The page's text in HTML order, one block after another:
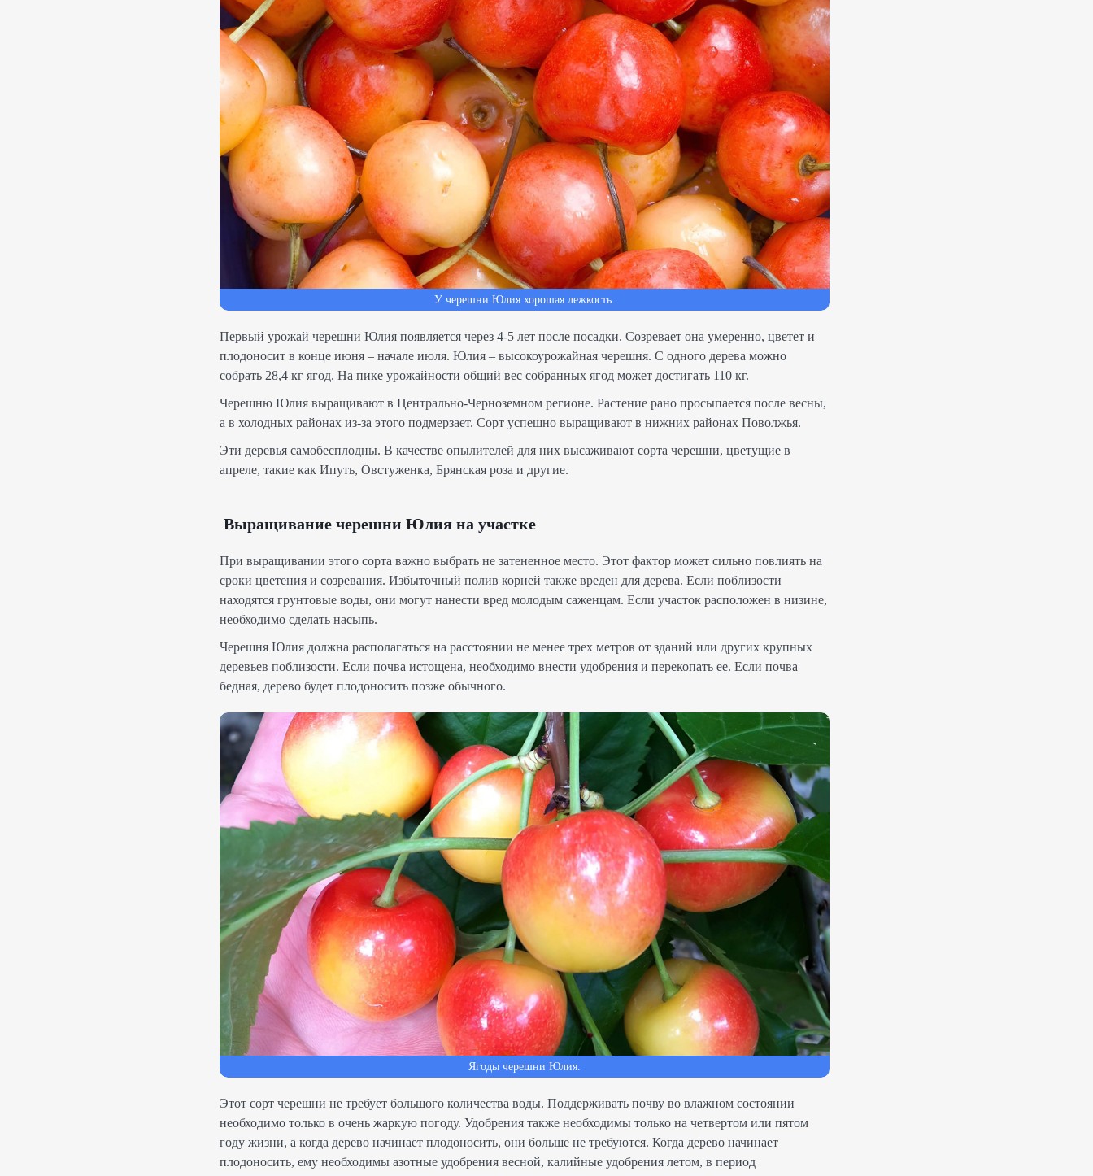
У черешни Юлия хорошая лежкость.
Первый урожай черешни Юлия появляется через 4-5 лет после посадки. Созревает она умеренно, цветет и
плодоносит в конце июня – начале июля. Юлия – высокоурожайная черешня. С одного дерева можно
собрать 28,4 кг ягод. На пике урожайности общий вес собранных ягод может достигать 110 кг.
Черешню Юлия выращивают в Центрально-Черноземном регионе. Растение рано просыпается после весны,
а в холодных районах из-за этого подмерзает. Сорт успешно выращивают в нижних районах Поволжья.
Эти деревья самобесплодны. В качестве опылителей для них высаживают сорта черешни, цветущие в
апреле, такие как Ипуть, Овстуженка, Брянская роза и другие.
Выращивание черешни Юлия на участке
При выращивании этого сорта важно выбрать не затененное место. Этот фактор может сильно повлиять на
сроки цветения и созревания. Избыточный полив корней также вреден для дерева. Если поблизости
находятся грунтовые воды, они могут нанести вред молодым саженцам. Если участок расположен в низине,
необходимо сделать насыпь.
Черешня Юлия должна располагаться на расстоянии не менее трех метров от зданий или других крупных
деревьев поблизости. Если почва истощена, необходимо внести удобрения и перекопать ее. Если почва
бедная, дерево будет плодоносить позже обычного.
Ягоды черешни Юлия.
Этот сорт черешни не требует большого количества воды. Поддерживать почву во влажном состоянии
необходимо только в очень жаркую погоду. Удобрения также необходимы только на четвертом или пятом
году жизни, а когда дерево начинает плодоносить, они больше не требуются. Когда дерево начинает
плодоносить, ему необходимы азотные удобрения весной, калийные удобрения летом, в период